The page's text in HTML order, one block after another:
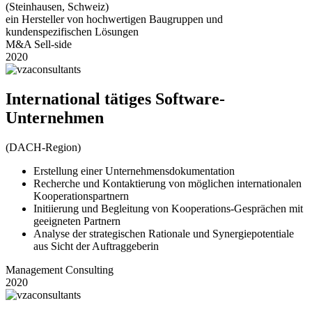
(Steinhausen, Schweiz)
ein Hersteller von hochwertigen Baugruppen und
kundenspezifischen Lösungen
M&A Sell-side
2020
International tätiges Software-
Unternehmen
(DACH-Region)
Erstellung einer Unternehmensdokumentation
Recherche und Kontaktierung von möglichen internationalen
Kooperationspartnern
Initiierung und Begleitung von Kooperations-Gesprächen mit
geeigneten Partnern
Analyse der strategischen Rationale und Synergiepotentiale
aus Sicht der Auftraggeberin
Management Consulting
2020